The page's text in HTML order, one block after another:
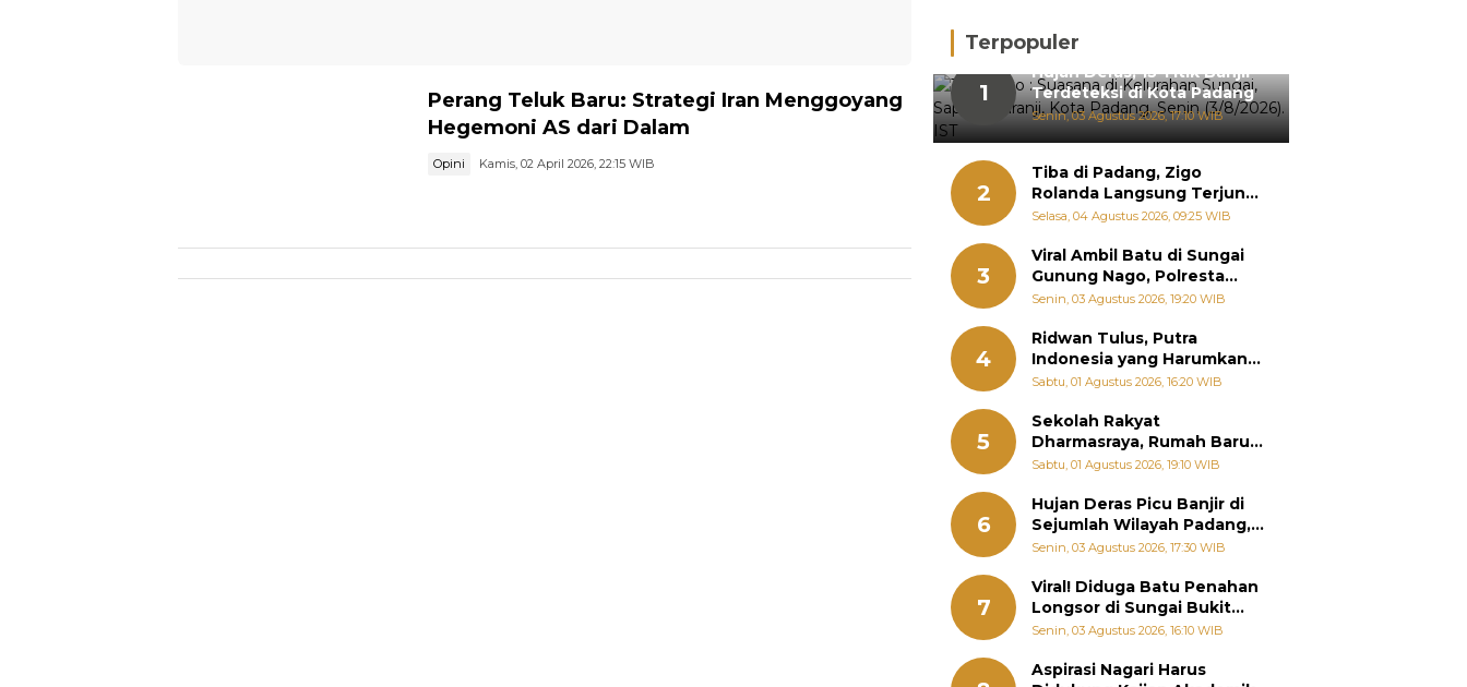
Perang Teluk Baru: Strategi Iran Menggoyang
Hegemoni AS dari Dalam
Opini Kamis, 02 April 2026, 22:15 WIB
Terpopuler
1
Hujan Deras, 15 Titik Banjir
Terdeteksi di Kota Padang
Senin, 03 Agustus 2026, 17:10 WIB
2
Tiba di Padang, Zigo
Rolanda Langsung Terjun
Bantu Warga Terdampak
Selasa, 04 Agustus 2026, 09:25 WIB
3
Viral Ambil Batu di Sungai
Gunung Nago, Polresta
Padang Ungkap Fakta
Senin, 03 Agustus 2026, 19:20 WIB
4
Ridwan Tulus, Putra
Indonesia yang Harumkan
Nama Bangsa hingga
Jepang
Sabtu, 01 Agustus 2026, 16:20 WIB
5
Sekolah Rakyat
Dharmasraya, Rumah Baru
268 Anak Menggapai Mimpi
Kemiskinan
Sabtu, 01 Agustus 2026, 19:10 WIB
6
Hujan Deras Picu Banjir di
Sejumlah Wilayah Padang,
Fadly Amran Perintahkan
Senin, 03 Agustus 2026, 17:30 WIB
7
Viral! Diduga Batu Penahan
Longsor di Sungai Bukit
Nago Padang Diambil, Warga
Senin, 03 Agustus 2026, 16:10 WIB
Aspirasi Nagari Harus